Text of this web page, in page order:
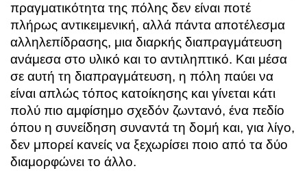
πραγματικότητα της πόλης δεν είναι ποτέ
πλήρως αντικειμενική, αλλά πάντα αποτέλεσμα
αλληλεπίδρασης, μια διαρκής διαπραγμάτευση
ανάμεσα στο υλικό και το αντιληπτικό. Και μέσα
σε αυτή τη διαπραγμάτευση, η πόλη παύει να
είναι απλώς τόπος κατοίκησης και γίνεται κάτι
πολύ πιο αμφίσημο σχεδόν ζωντανό, ένα πεδίο
όπου η συνείδηση συναντά τη δομή και, για λίγο,
δεν μπορεί κανείς να ξεχωρίσει ποιο από τα δύο
διαμορφώνει το άλλο.